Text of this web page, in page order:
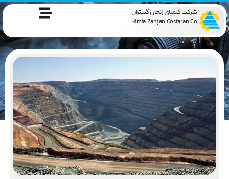
شرکت کیمیای زنجان گستران
Kimia Zanjan Gostaran Co